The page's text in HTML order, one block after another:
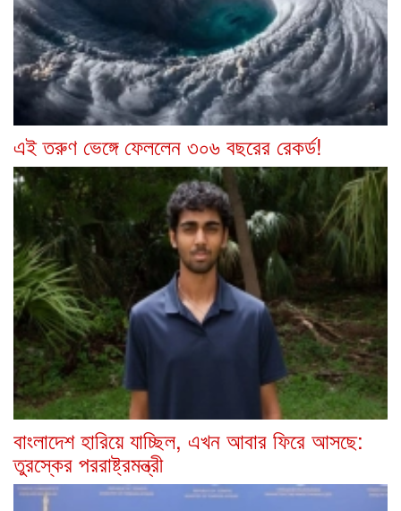
এই তরুণ ভেঙ্গে ফেললেন ৩০৬ বছরের রেকর্ড!
বাংলাদেশ হারিয়ে যাচ্ছিল, এখন আবার ফিরে আসছে:
তুরস্কের পররাষ্ট্রমন্ত্রী